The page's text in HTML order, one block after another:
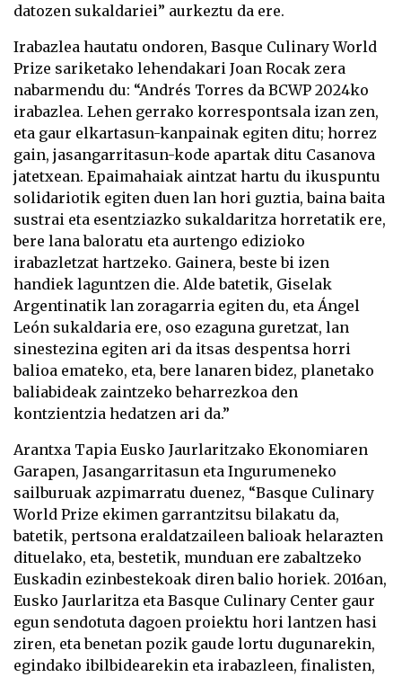
datozen sukaldariei” aurkeztu da ere.
Irabazlea hautatu ondoren, Basque Culinary World
Prize sariketako lehendakari Joan Rocak zera
nabarmendu du: “Andrés Torres da BCWP 2024ko
irabazlea. Lehen gerrako korrespontsala izan zen,
eta gaur elkartasun-kanpainak egiten ditu; horrez
gain, jasangarritasun-kode apartak ditu Casanova
jatetxean. Epaimahaiak aintzat hartu du ikuspuntu
solidariotik egiten duen lan hori guztia, baina baita
sustrai eta esentziazko sukaldaritza horretatik ere,
bere lana baloratu eta aurtengo edizioko
irabazletzat hartzeko. Gainera, beste bi izen
handiek laguntzen die. Alde batetik, Giselak
Argentinatik lan zoragarria egiten du, eta Ángel
León sukaldaria ere, oso ezaguna guretzat, lan
sinestezina egiten ari da itsas despentsa horri
balioa emateko, eta, bere lanaren bidez, planetako
baliabideak zaintzeko beharrezkoa den
kontzientzia hedatzen ari da.”
Arantxa Tapia Eusko Jaurlaritzako Ekonomiaren
Garapen, Jasangarritasun eta Ingurumeneko
sailburuak azpimarratu duenez, “Basque Culinary
World Prize ekimen garrantzitsu bilakatu da,
batetik, pertsona eraldatzaileen balioak helarazten
dituelako, eta, bestetik, munduan ere zabaltzeko
Euskadin ezinbestekoak diren balio horiek. 2016an,
Eusko Jaurlaritza eta Basque Culinary Center gaur
egun sendotuta dagoen proiektu hori lantzen hasi
ziren, eta benetan pozik gaude lortu dugunarekin,
egindako ibilbidearekin eta irabazleen, finalisten,